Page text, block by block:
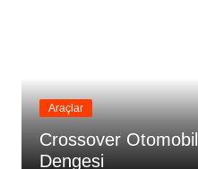
Araçlar
Crossover
Dengesi